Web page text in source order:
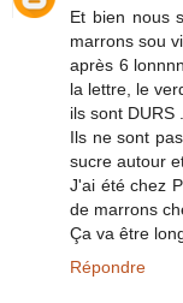
Et bien nous
marrons sou
après 6
la lettre, le
ils sont DURS
Ils ne sont
sucre autour
J'ai été chez
de marrons
Ça va être
Répondre